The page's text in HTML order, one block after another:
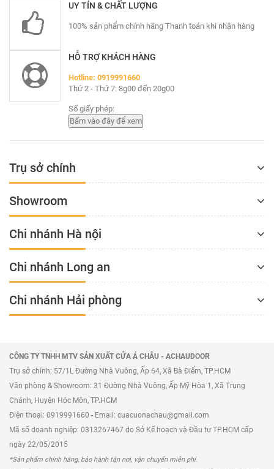
UY TÍN & CHẤT LƯỢNG
100% sản phẩm chính hãng Thanh toán khi nhận hàng
HỖ TRỢ KHÁCH HÀNG
Hotline: 0919991660
Thứ 2 - Thứ 7: 8g00 đến 20g00
Số giấy phép:
Trụ sở chính
Showroom
Chi nhánh Hà nội
Chi nhánh Long an
Chi nhánh Hải phòng
CÔNG TY TNHH MTV SẢN XUẤT CỬA Á CHÂU - ACHAUDOOR
Trụ sở chính: 57/1L Đường Nhà Vuông, Ấp 64, Xã Bà Điểm, TP.HCM
Văn phòng & Showroom: 31 Đường Nhà Vuông, Ấp Mỹ Hòa 1, Xã Trung
Chánh, Huyện Hóc Môn, TP.HCM
Điện thoại: 0919991660 - Email: cuacuonachau@gmail.com
Mã số doanh nghiệp: 0313267467 do Sở Kế hoạch và Đầu tư TP.HCM cấp
ngày 22/05/2015
*Sản phẩm chính hãng, bảo hành tận nơi, vận chuyển miễn phí.